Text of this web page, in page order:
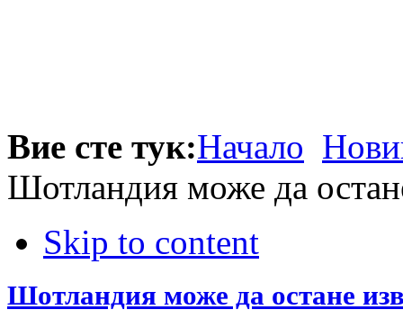
Вие сте тук:Начало
Шотландия може да
Skip to content
Шотландия може да остане